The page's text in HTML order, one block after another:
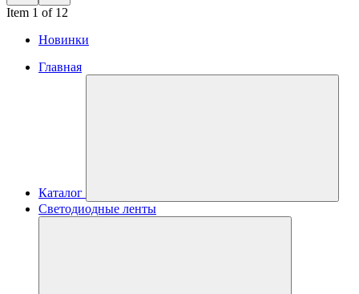
Item 1 of 12
Новинки
Главная
Каталог
Светодиодные ленты